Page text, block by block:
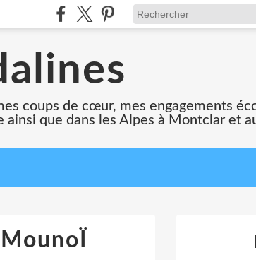
coups de cœur, mes engagements
que dans les Alpes à Montclar et